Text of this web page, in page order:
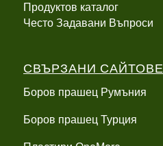
Продуктов каталог
Често Задавани Въпроси
СВЪРЗАНИ САЙТОВЕ
Боров прашец Румъния
Боров прашец Турция